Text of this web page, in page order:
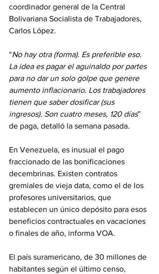
coordinador general de la Central
Bolivariana Socialista de Trabajadores,
Carlos López.
“No hay otra (forma). Es preferible eso.
La idea es pagar el aguinaldo por partes
para no dar un solo golpe que genere
aumento inflacionario. Los trabajadores
tienen que saber dosificar (sus
ingresos). Son cuatro meses, 120 días”
de paga, detalló la semana pasada.
En Venezuela, es inusual el pago
fraccionado de las bonificaciones
decembrinas. Existen contratos
gremiales de vieja data, como el de los
profesores universitarios, que
establecen un único depósito para esos
beneficios contractuales en vacaciones
o finales de año, informa VOA.
El país suramericano, de 30 millones de
habitantes según el último censo,